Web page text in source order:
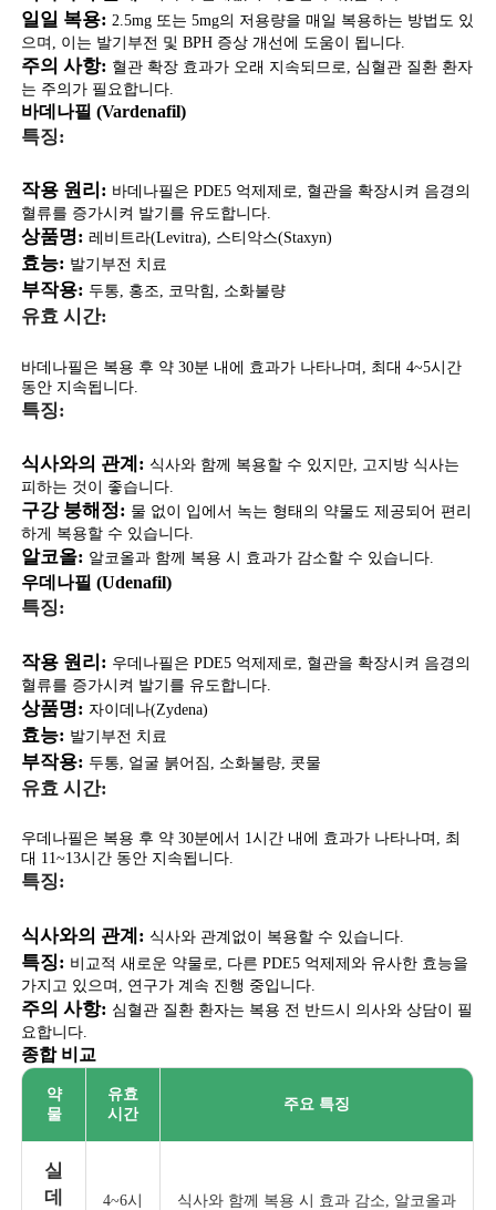
일일 복용: 2.5mg 또는 5mg의 저용량을 매일 복용하는 방법도 있
으며, 이는 발기부전 및 BPH 증상 개선에 도움이 됩니다.
주의 사항: 혈관 확장 효과가 오래 지속되므로, 심혈관 질환 환자
는 주의가 필요합니다.
바데나필 (Vardenafil)
특징:
작용 원리: 바데나필은 PDE5 억제제로, 혈관을 확장시켜 음경의
혈류를 증가시켜 발기를 유도합니다.
상품명: 레비트라(Levitra), 스티악스(Staxyn)
효능: 발기부전 치료
부작용: 두통, 홍조, 코막힘, 소화불량
유효 시간:
바데나필은 복용 후 약 30분 내에 효과가 나타나며, 최대 4~5시간
동안 지속됩니다.
특징:
식사와의 관계: 식사와 함께 복용할 수 있지만, 고지방 식사는
피하는 것이 좋습니다.
구강 붕해정: 물 없이 입에서 녹는 형태의 약물도 제공되어 편리
하게 복용할 수 있습니다.
알코올: 알코올과 함께 복용 시 효과가 감소할 수 있습니다.
우데나필 (Udenafil)
특징:
작용 원리: 우데나필은 PDE5 억제제로, 혈관을 확장시켜 음경의
혈류를 증가시켜 발기를 유도합니다.
상품명: 자이데나(Zydena)
효능: 발기부전 치료
부작용: 두통, 얼굴 붉어짐, 소화불량, 콧물
유효 시간:
우데나필은 복용 후 약 30분에서 1시간 내에 효과가 나타나며, 최
대 11~13시간 동안 지속됩니다.
특징:
식사와의 관계: 식사와 관계없이 복용할 수 있습니다.
특징: 비교적 새로운 약물로, 다른 PDE5 억제제와 유사한 효능을
가지고 있으며, 연구가 계속 진행 중입니다.
주의 사항: 심혈관 질환 환자는 복용 전 반드시 의사와 상담이 필
요합니다.
종합 비교
약
물
유효
시간
주요 특징
실
데
4~6시
식사와 함께 복용 시 효과 감소, 알코올과